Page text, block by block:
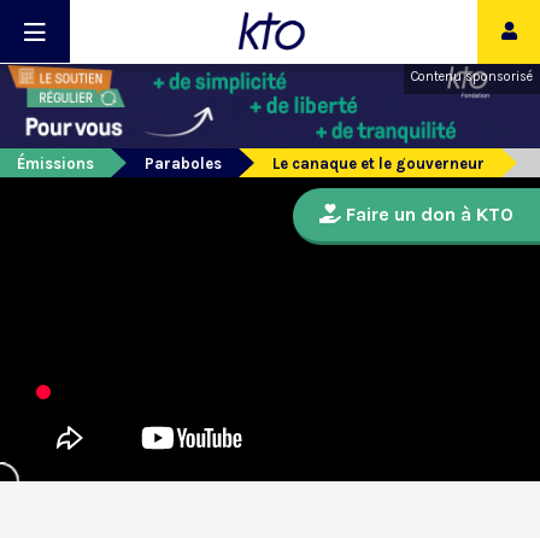
Contenu sponsorisé
Émissions Paraboles Le canaque et le gouverneur
Faire un don à KTO